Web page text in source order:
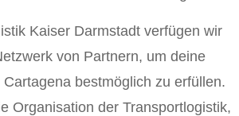
Kaiser Darmstadt verfügen wir
von Partnern, um deine
bestmöglich zu erfüllen.
Organisation der Transportlogistik,